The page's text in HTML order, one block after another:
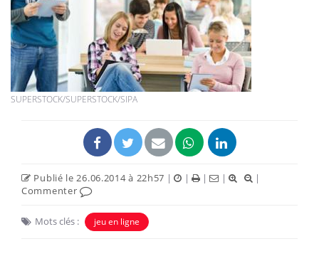
SUPERSTOCK/SUPERSTOCK/SIPA
Publié le 26.06.2014 à 22h57 | | | |
|
Commenter
Mots clés : jeu en ligne